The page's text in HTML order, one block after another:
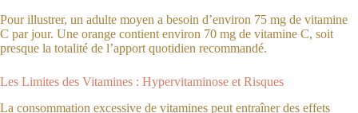
Pour illustrer, un adulte moyen a besoin d’environ 75 mg de vitamine
C par jour. Une orange contient environ 70 mg de vitamine C, soit
presque la totalité de l’apport quotidien recommandé.
Les Limites des Vitamines : Hypervitaminose et Risques
La consommation excessive de vitamines peut entraîner des effets